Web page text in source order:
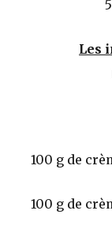
Les
100 g de
100 g de